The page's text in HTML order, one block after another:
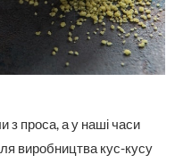
з проса, а у наші часи
виробництва кус-кусу